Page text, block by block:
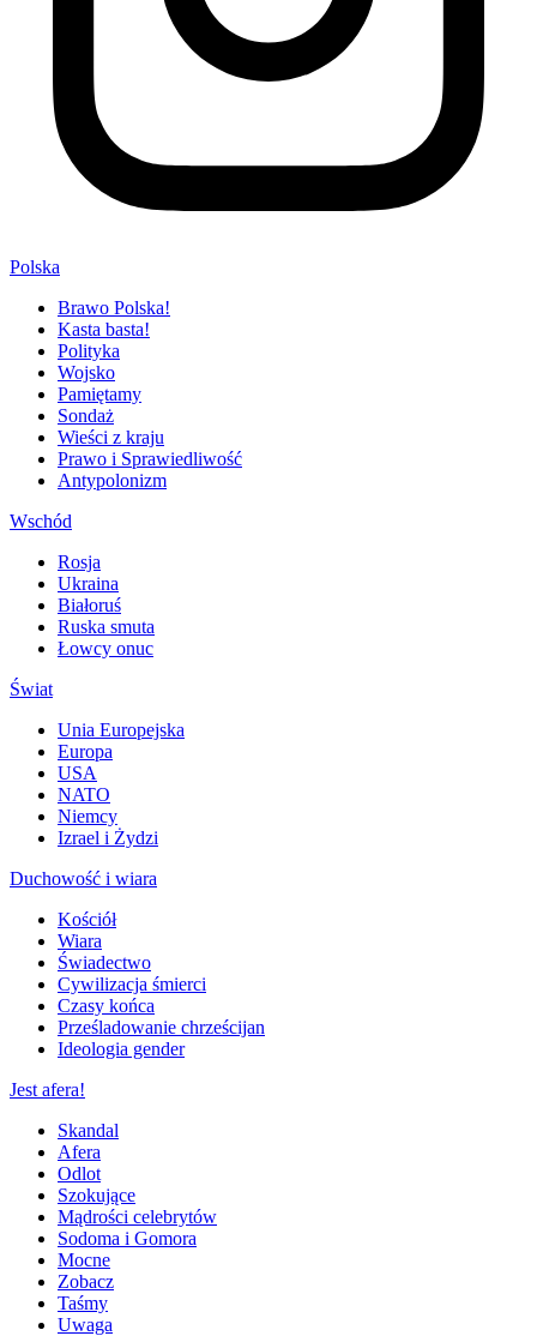
Polska
Brawo Polska!
Kasta basta!
Polityka
Wojsko
Pamiętamy
Sondaż
Wieści z kraju
Prawo i Sprawiedliwość
Antypolonizm
Wschód
Rosja
Ukraina
Białoruś
Ruska smuta
Łowcy onuc
Świat
Unia Europejska
Europa
USA
NATO
Niemcy
Izrael i Żydzi
Duchowość i wiara
Kościół
Wiara
Świadectwo
Cywilizacja śmierci
Czasy końca
Prześladowanie chrześcijan
Ideologia gender
Jest afera!
Skandal
Afera
Odlot
Szokujące
Mądrości celebrytów
Sodoma i Gomora
Mocne
Zobacz
Taśmy
Uwaga